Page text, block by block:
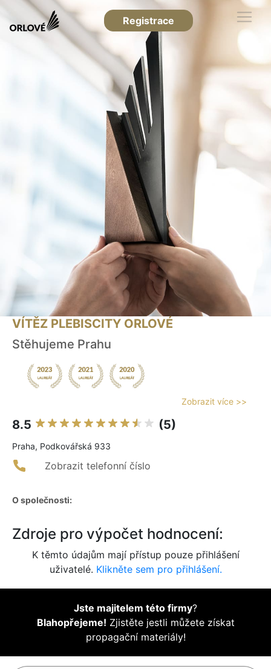
Registrace
VÍTĚZ PLEBISCITY ORLOVÉ
Stěhujeme Prahu
Zobrazit více >>
8.5 (5)
Praha, Podkovářská 933
Zobrazit telefonní číslo
O společnosti:
Zdroje pro výpočet hodnocení:
K těmto údajům mají přístup pouze přihlášení
uživatelé. Klikněte sem pro přihlášení.
Jste majitelem této firmy?
Blahopřejeme! Zjistěte jestli můžete získat
propagační materiály!